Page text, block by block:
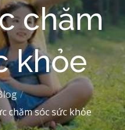
chăm
khỏe
chăm sóc sức khỏe